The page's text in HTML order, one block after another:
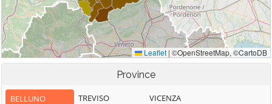
Province
BELLUNO
TREVISO
VICENZA